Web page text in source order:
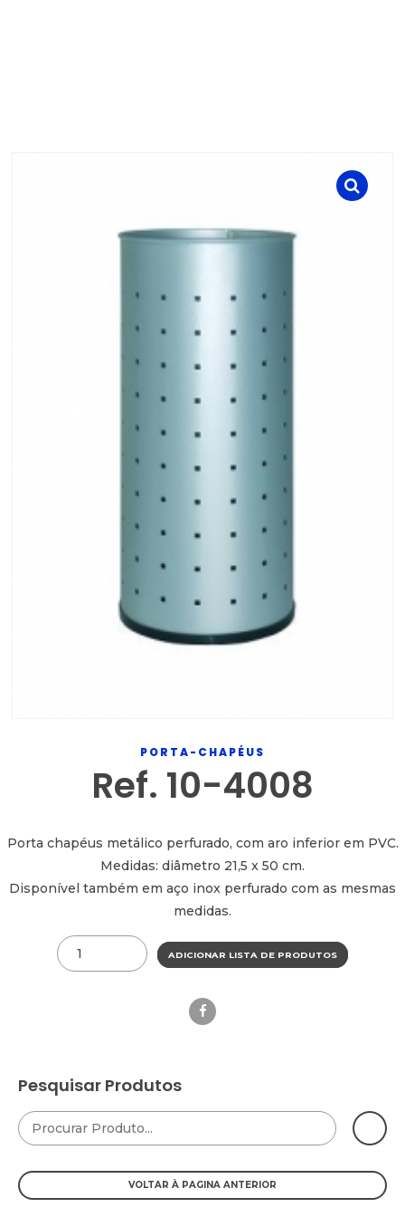
PORTA-CHAPÉUS
Ref. 10-4008
Porta chapéus metálico perfurado, com aro inferior em PVC.
Medidas: diâmetro 21,5 x 50 cm.
Disponível também em aço inox perfurado com as mesmas
medidas.
Quantity
ADICIONAR LISTA DE PRODUTOS
Pesquisar Produtos